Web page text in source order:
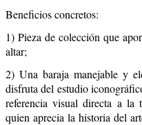
Beneficios concretos:
1) Pieza de colección que
altar;
2) Una baraja manejable y
disfruta del estudio
referencia visual directa a la
quien aprecia la historia del